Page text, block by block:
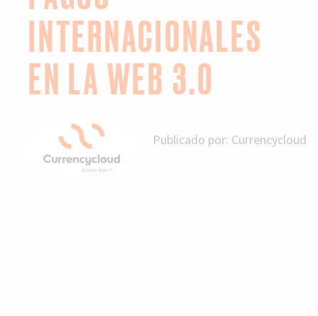
INTERNACIONALES
EN LA WEB 3.0
Publicado por: Currencycloud